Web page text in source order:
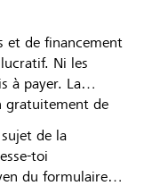
et de financement
Ni les
à payer. La
gratuitement de
de la
toi
du formulaire